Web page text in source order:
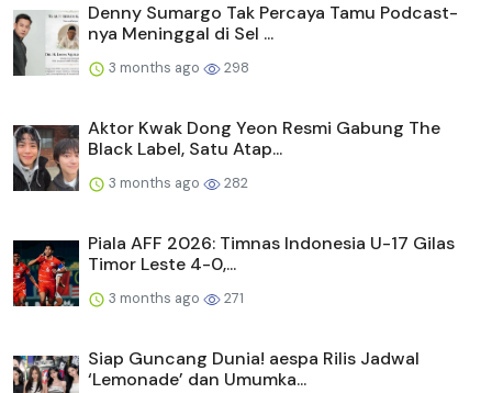
Denny Sumargo Tak Percaya Tamu Podcast-
nya Meninggal di Sel ...
3 months ago 298
Aktor Kwak Dong Yeon Resmi Gabung The
Black Label, Satu Atap...
3 months ago 282
Piala AFF 2026: Timnas Indonesia U-17 Gilas
Timor Leste 4-0,...
3 months ago 271
Siap Guncang Dunia! aespa Rilis Jadwal
‘Lemonade’ dan Umumka...